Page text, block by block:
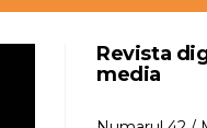
Revista
media